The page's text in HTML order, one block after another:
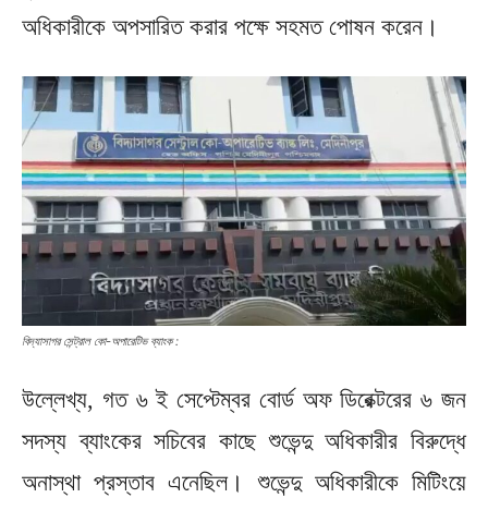
অধিকারীকে অপসারিত করার পক্ষে সহমত পোষন করেন।
বিদ্যাসাগর সেন্ট্রাল কো-অপারেটিভ ব্যাংক :
উল্লেখ্য, গত ৬ ই সেপ্টেম্বর বোর্ড অফ ডিরেক্টরের ৬ জন
সদস্য ব্যাংকের সচিবের কাছে শুভেন্দু অধিকারীর বিরুদ্ধে
অনাস্থা প্রস্তাব এনেছিল। শুভেন্দু অধিকারীকে মিটিংয়ে